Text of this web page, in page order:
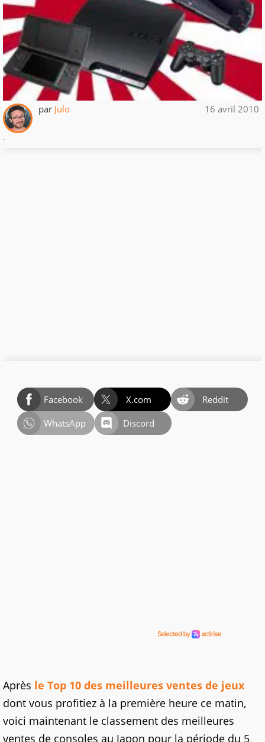
par Julo 16 avril 2010
.
Facebook X.com
Reddit
WhatsApp
Discord
Après le Top 10 des meilleures ventes de jeux
dont vous profitiez à la première heure ce matin,
voici maintenant le classement des meilleures
ventes de consoles au Japon pour la période du 5